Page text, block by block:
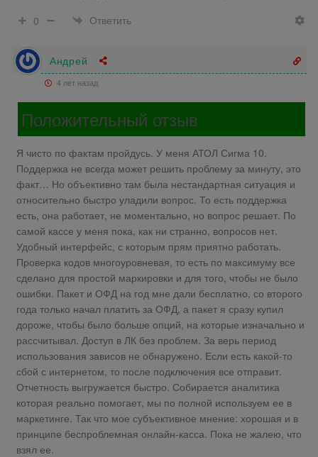
0
Ответить
Андрей
4 лет назад
Положительный отзыв
Я чисто по фактам пройдусь. У меня АТОЛ Сигма 10.
Поддержка не всегда может решить проблему за минуту, это
факт… Но объективно там была нестандартная ситуация и
относительно быстро уладили вопрос. То есть поддержка
есть, она работает, не моментально, но вопрос решает. По
самой кассе у меня пока, как ни странно, вопросов нет.
Удобный интерфейс, с которым прям приятно работать.
Проверка кодов многоуровневая, то есть по максимуму все
сделано для простой маркировки и для того, чтобы не было
ошибки. Пакет и ОФД на год мне дали бесплатно, со второго
года только начал платить за ОФД, а пакет я сразу купил
дороже, чтобы было больше опций, на которые изначально и
рассчитывал. Доступ в ЛК без проблем. За верь период
использования зависов не обнаружено. Если есть какой-то
сбой с интернетом, то после подключения все отправит.
Отчетность выгружается быстро. Собирается аналитика
которая реально помогает, мы по полной используем ее в
маркетинге. Так что мое субъективное мнение: хорошая и в
принципе беспроблемная онлайн-касса. Пока не жалею, что
взял ее.